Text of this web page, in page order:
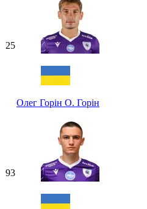
25
Олег Горін О. Горін
93